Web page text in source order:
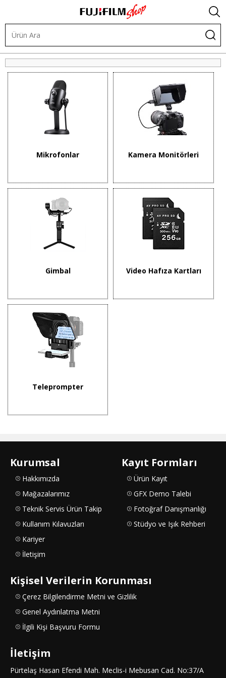
Video ve Ses Ürünleri
Mikrofonlar Kamera Monitörleri
Gimbal Video Hafıza Kartları
Teleprompter
Kurumsal
Hakkımızda
Mağazalarımız
Teknik Servis Ürün Takip
Kullanım Kılavuzları
Kariyer
İletişim
Kayıt Formları
Ürün Kayıt
GFX Demo Talebi
Fotoğraf Danışmanlığı
Stüdyo ve Işık Rehberi
Kişisel Verilerin Korunması
Çerez Bilgilendirme Metni ve Gizlilik
Genel Aydınlatma Metni
İlgili Kişi Başvuru Formu
İletişim
Pürtelaş Hasan Efendi Mah. Meclis-i Mebusan Cad. No:37/A